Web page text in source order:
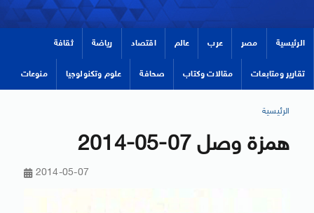
الرئيسية مصر عرب عالم اقتصاد رياضة ثقافة
تقارير ومتابعات مقالات وكتاب صحافة علوم وتكنولوجيا منوعات
الرئيسية
همزة وصل 07-05-2014
2014-05-07